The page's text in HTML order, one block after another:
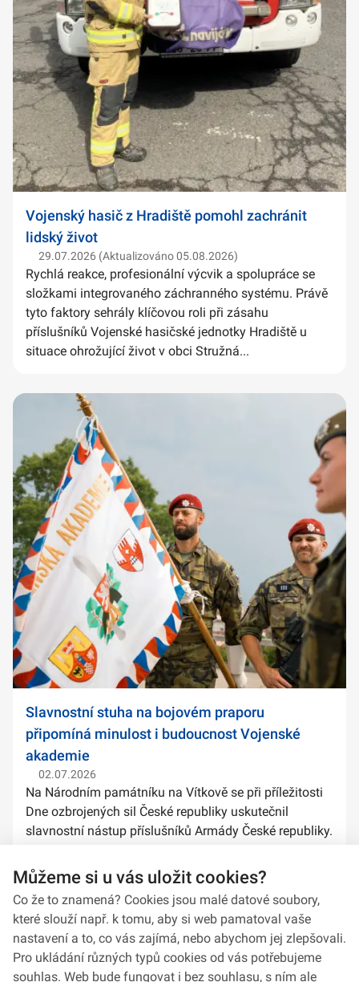
Vojenský hasič z Hradiště pomohl zachránit
lidský život
29.07.2026 (Aktualizováno 05.08.2026)
Rychlá reakce, profesionální výcvik a spolupráce se
složkami integrovaného záchranného systému. Právě
tyto faktory sehrály klíčovou roli při zásahu
příslušníků Vojenské hasičské jednotky Hradiště u
situace ohrožující život v obci Stružná...
Slavnostní stuha na bojovém praporu
připomíná minulost i budoucnost Vojenské
akademie
02.07.2026
Na Národním památníku na Vítkově se při příležitosti
Dne ozbrojených sil České republiky uskutečnil
slavnostní nástup příslušníků Armády České republiky.
stuh na bojové prapory vybranýc...
Můžeme si u vás uložit cookies?
Co že to znamená? Cookies jsou malé datové soubory,
které slouží např. k tomu, aby si web pamatoval vaše
nastavení a to, co vás zajímá, nebo abychom jej zlepšovali.
Pro ukládání různých typů cookies od vás potřebujeme
souhlas. Web bude fungovat i bez souhlasu, s ním ale